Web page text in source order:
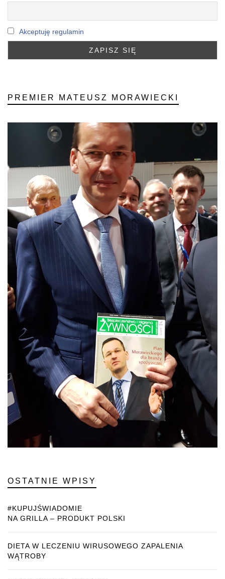
Akceptuję regulamin
PREMIER MATEUSZ MORAWIECKI
OSTATNIE WPISY
#KUPUJŚWIADOMIE
NA GRILLA – PRODUKT POLSKI
DIETA W LECZENIU WIRUSOWEGO ZAPALENIA
WĄTROBY